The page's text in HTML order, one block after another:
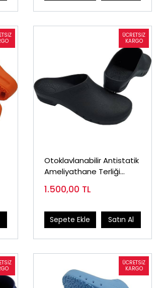
Otoklavlanabilir Antistatik
Ameliyathane Terliği
1.500,00 TL
Sepete Ekle Satın Al